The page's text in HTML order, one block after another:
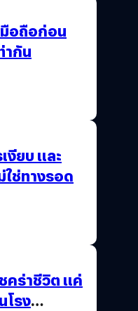
มือถือก่อน
ากัน
งียบ และ
ช่ทางรอด
คร่าชีวิต แค่
โรง